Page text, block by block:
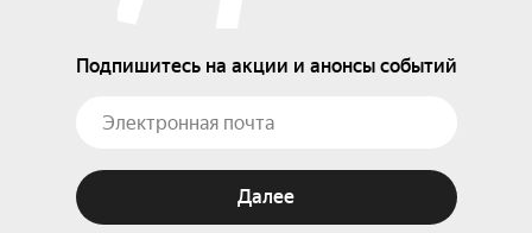
Подпишитесь на акции и анонсы событий
Далее